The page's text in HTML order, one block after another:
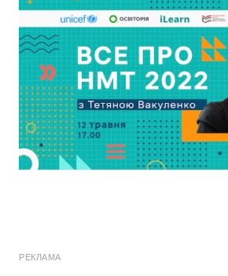
РЕКЛАМА